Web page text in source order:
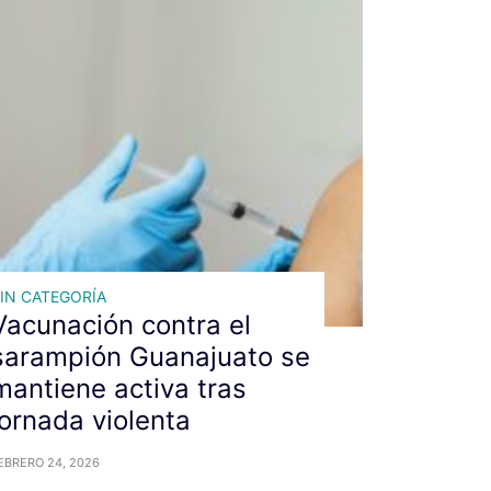
CATEGORÍA
contra el
Guanajuato se
activa tras
violenta
24, 2026